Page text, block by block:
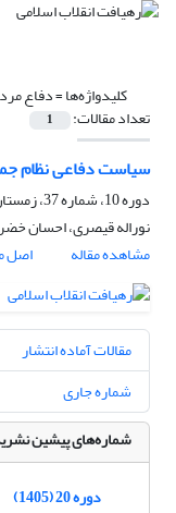
کلیدواژه‌ها =دفاع
تعداد مقالات: 1
سیاست دفاعی نظام
دوره 10، شماره 37، زمستان 1395، صفحه
نوراله قیصری، احسان
مشاهده مقاله
اصل
مقالات آماده انتشار
شماره جاری
شماره‌های پیشین
دوره 20 (1405)